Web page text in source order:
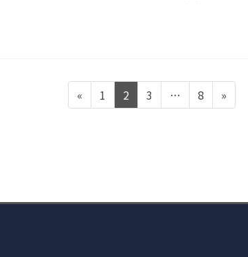
«
ペ
ー
1
ペ
ー
2
ペ
ー
3 …
ペ
ー
8 »